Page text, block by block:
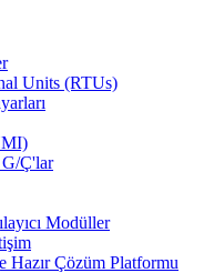
Units (RTUs)
Ç'lar
Modüller
Hazır Çözüm Platformu